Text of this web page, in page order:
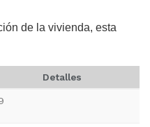
de la vivienda, esta
Detalles